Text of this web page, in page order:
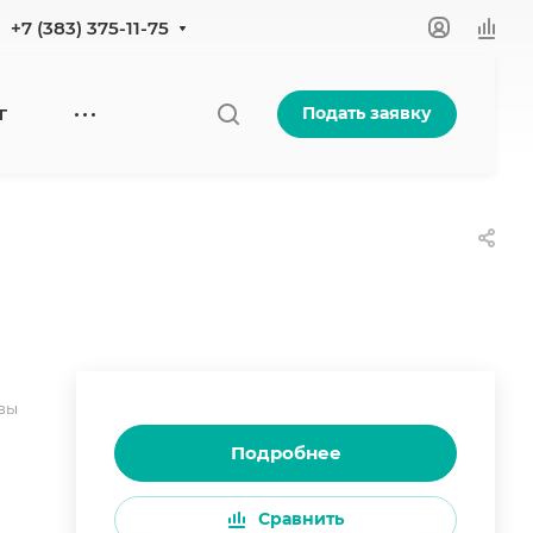
+7 (383) 375-11-75
Подать заявку
Подробнее
Сравнить